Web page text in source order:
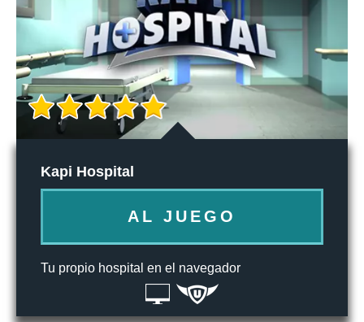
Kapi Hospital
AL JUEGO
Tu propio hospital en el navegador